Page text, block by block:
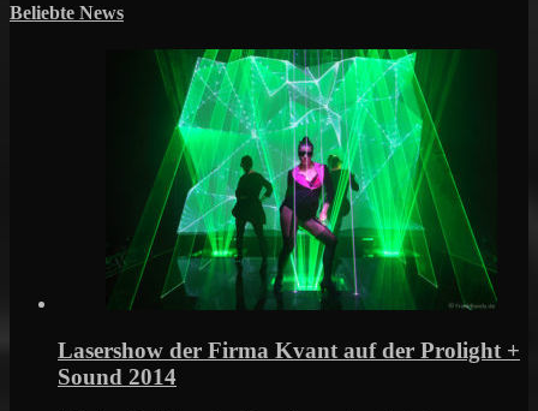
Beliebte News
Lasershow der Firma Kvant auf der Prolight +
Sound 2014